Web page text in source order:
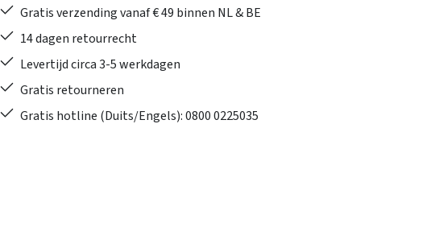
Gratis verzending vanaf € 49 binnen NL & BE
14 dagen retourrecht
Levertijd circa 3-5 werkdagen
Gratis retourneren
Gratis hotline (Duits/Engels): 0800 0225035